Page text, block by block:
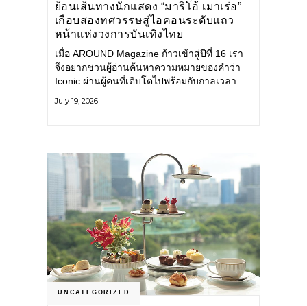
ย้อนเส้นทางนักแสดง “มาริโอ้ เมาเร่อ”
เกือบสองทศวรรษสู่ไอคอนระดับแถว
หน้าแห่งวงการบันเทิงไทย
เมื่อ AROUND Magazine ก้าวเข้าสู่ปีที่ 16 เรา
จึงอยากชวนผู้อ่านค้นหาความหมายของคำว่า
Iconic ผ่านผู้คนที่เติบโตไปพร้อมกับกาลเวลา
คือ มาริโอ้ เมาเร่อ
July 19, 2026
UNCATEGORIZED